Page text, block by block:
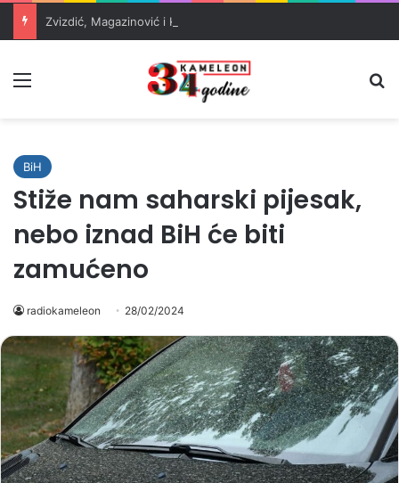
BiH
Stiže nam saharski pijesak,
nebo iznad BiH će biti
zamućeno
radiokameleon 28/02/2024